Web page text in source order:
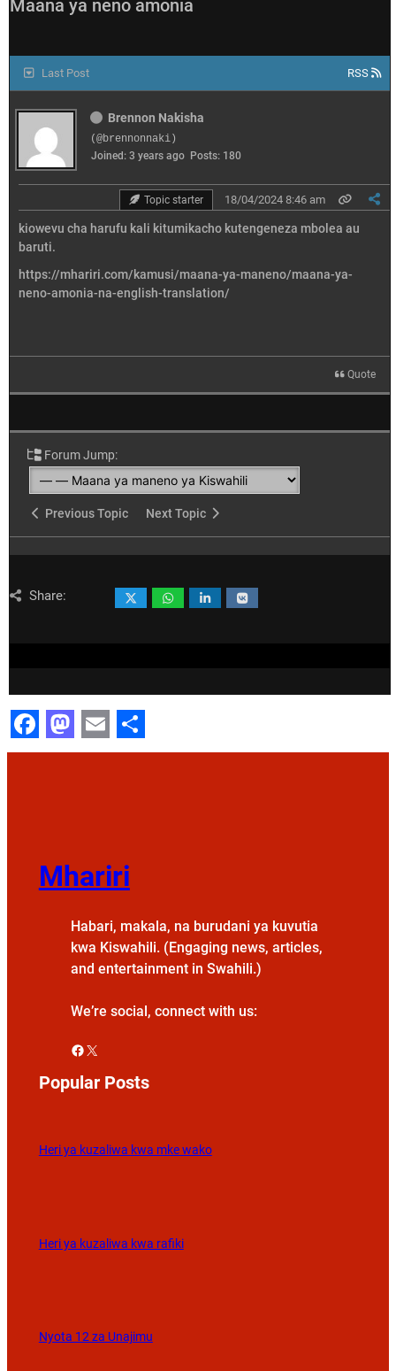
Maana ya neno amonia
Last Post RSS
Brennon Nakisha
(@brennonnaki)
Joined: 3 years ago Posts: 180
Topic starter 18/04/2024 8:46 am
kiowevu cha harufu kali kitumikacho kutengeneza mbolea au
baruti.
https://mhariri.com/kamusi/maana-ya-maneno/maana-ya-
neno-amonia-na-english-translation/
Quote
Forum Jump:
Previous Topic Next Topic
Share:
Facebook
Mastodon
EmailShare
Mhariri
Habari, makala, na burudani ya kuvutia
kwa Kiswahili. (Engaging news, articles,
and entertainment in Swahili.)
We’re social, connect with us:
Facebook X
Popular Posts
Heri ya kuzaliwa kwa mke wako
Heri ya kuzaliwa kwa rafiki
Nyota 12 za Unajimu